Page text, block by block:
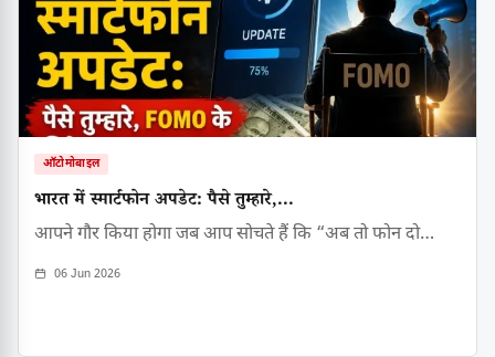
ऑटोमोबाइल
भारत में स्मार्टफोन अपडेट: पैसे तुम्हारे,...
आपने गौर किया होगा जब आप सोचते हैं कि “अब तो फोन दो…
06 Jun 2026